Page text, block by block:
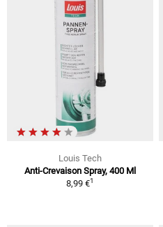
Louis Tech
Anti-Crevaison Spray, 400 Ml
8,99 €1